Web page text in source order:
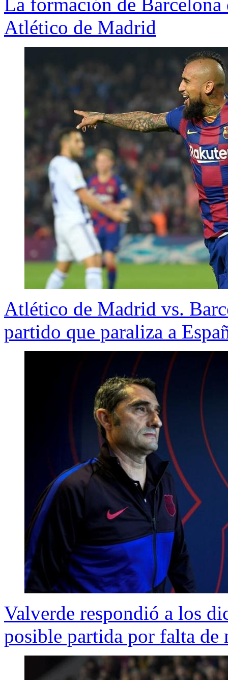
Atlético de Madrid
Atlético de Madrid vs.
partido que paraliza a
Valverde respondió a los
posible partida por falta de